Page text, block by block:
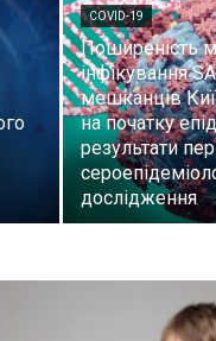
COVID-19
Поширеність
інфікування
мешканців
на початку
результати
дослідження